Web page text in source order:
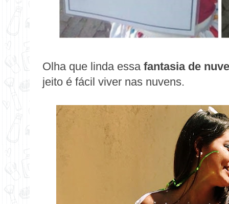
Olha que linda essa fantasia de
jeito é fácil viver nas nuvens.